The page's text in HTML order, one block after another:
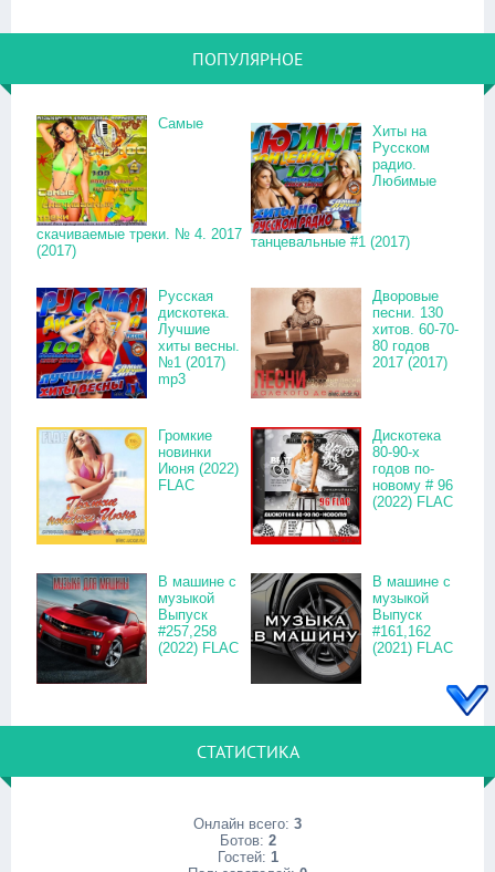
ПОПУЛЯРНОЕ
Самые
скачиваемые треки. № 4. 2017
(2017)
Хиты на
Русском
радио.
Любимые
танцевальные #1 (2017)
Русская
дискотека.
Лучшие
хиты весны.
№1 (2017)
mp3
Дворовые
песни. 130
хитов. 60-70-
80 годов
2017 (2017)
Громкие
новинки
Июня (2022)
FLAC
Дискотека
80-90-х
годов по-
новому # 96
(2022) FLAC
В машине с
музыкой
Выпуск
#257,258
(2022) FLAC
В машине с
музыкой
Выпуск
#161,162
(2021) FLAC
СТАТИСТИКА
Онлайн всего: 3
Ботов: 2
Гостей: 1